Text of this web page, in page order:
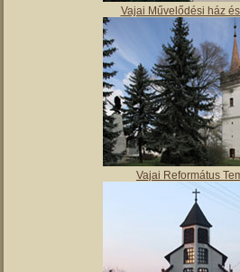
Vajai Művelődési ház
Vajai Református